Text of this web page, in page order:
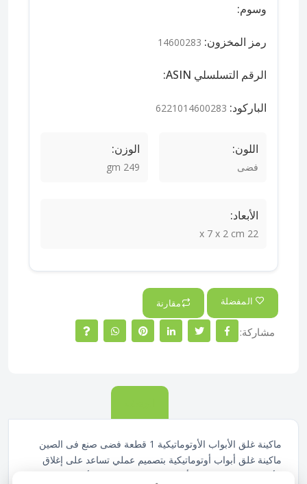
وسوم:
رمز المخزون: 14600283
الرقم التسلسلي ASIN:
الباركود: 6221014600283
اللون:
فضى
الوزن:
249 gm
الأبعاد:
22 x 7 x 2 cm
المفضلة مقارنة
مشاركة:
ماكينة غلق الأبواب الأوتوماتيكية 1 قطعة فضى صنع فى الصين
ماكينة غلق أبواب أوتوماتيكية بتصميم عملي تساعد على إغلاق
الأبواب تلقائيًا بسلاسة وأمان مما يقلل من ترك الأبواب مفتوحة